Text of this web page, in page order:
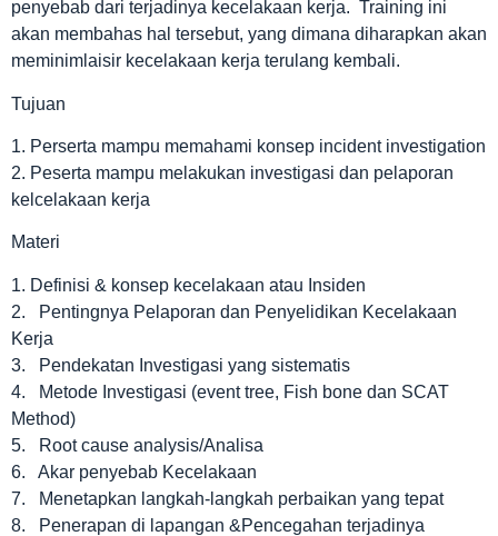
penyebab dari terjadinya kecelakaan kerja. Training ini
akan membahas hal tersebut, yang dimana diharapkan akan
meminimlaisir kecelakaan kerja terulang kembali.
Tujuan
1. Perserta mampu memahami konsep incident investigation
2. Peserta mampu melakukan investigasi dan pelaporan
kelcelakaan kerja
Materi
1. Definisi & konsep kecelakaan atau Insiden
2. Pentingnya Pelaporan dan Penyelidikan Kecelakaan
Kerja
3. Pendekatan Investigasi yang sistematis
4. Metode Investigasi (event tree, Fish bone dan SCAT
Method)
5. Root cause analysis/Analisa
6. Akar penyebab Kecelakaan
7. Menetapkan langkah-langkah perbaikan yang tepat
8. Penerapan di lapangan &Pencegahan terjadinya